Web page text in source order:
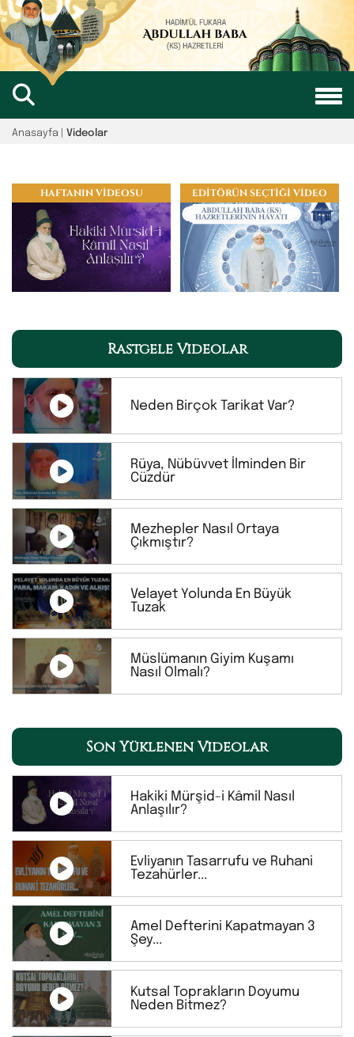
Anasayfa | Videolar
HAFTANIN VİDEOSU EDİTÖRÜN SEÇTİĞİ VİDEO
Rastgele Videolar
Neden Birçok Tarikat Var?
Rüya, Nübüvvet İlminden Bir
Cüzdür
Mezhepler Nasıl Ortaya
Çıkmıştır?
Velayet Yolunda En Büyük
Tuzak
Müslümanın Giyim Kuşamı
Nasıl Olmalı?
Son Yüklenen Videolar
Hakiki Mürşid-i Kâmil Nasıl
Anlaşılır?
Evliyanın Tasarrufu ve Ruhani
Tezahürler...
Amel Defterini Kapatmayan 3
Şey...
Kutsal Toprakların Doyumu
Neden Bitmez?